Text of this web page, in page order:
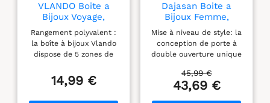
VLANDO Boite a
Bijoux Voyage,
Rangement
Bijoux,Rangement
Maison pour Bijoux
Rangement polyvalent :
la boîte à bijoux Vlando
dispose de 5 zones de
Comprend une planche à
boucles d'oreilles pour 48
14,99 €
Dajasan Boite a
Bijoux Femme,
Grande Boite à
Bijoux avec 5 Tiroirs,
Boîte à Bijoux avec
Double Ouverture
pour Coiffeuse, Cuir
Grain Vertical, Idée
Cadeau pour
Mise à niveau de style: la
conception de porte à
double ouverture unique
Queen Size vous permet
de l'ouvrir facilement
45,99 €
43,69 €